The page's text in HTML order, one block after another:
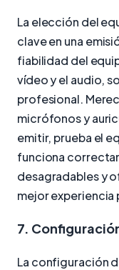
La elección del
clave en una
fiabilidad del
vídeo y el audio,
profesional.
micrófonos y
emitir, prueba el
funciona
desagradables y
mejor experiencia
7.
La configuración